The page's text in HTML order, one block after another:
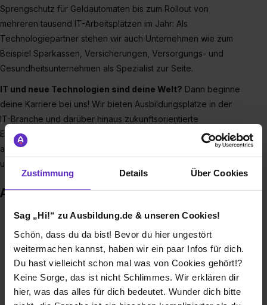
Zustimmung Details Über Cookies
Sag „Hi!“ zu Ausbildung.de & unseren Cookies!
Schön, dass du da bist! Bevor du hier ungestört
weitermachen kannst, haben wir ein paar Infos für dich.
Du hast vielleicht schon mal was von Cookies gehört!?
Keine Sorge, das ist nicht Schlimmes. Wir erklären dir
hier, was das alles für dich bedeutet. Wunder dich bitte
Sprengschutz für Geldautomaten bis zum Rollout von
mehreren tausend IT-Arbeitsplätzen im Jahr: Als
Technologiepartner stehen wir auch Unternehmen wie zum
Beispiel Sparkassen, Versicherungen, Versorgungs- und
Gesundheitsunternehmen als Spezialist zur Seite.
IT und neue Technologien sind deine Welt? Dann beginne
deine Karriere bei uns! Wir bieten Ausbildungsplätze in der
IT-Branche und darüber hinaus zukunftsorientierte
Entwicklungschancen.
Dann freuen wir uns
auf deine Online-Bewerbung mit Anschreiben, Lebenslauf
und Zeugnissen unter
Auszeichnungen